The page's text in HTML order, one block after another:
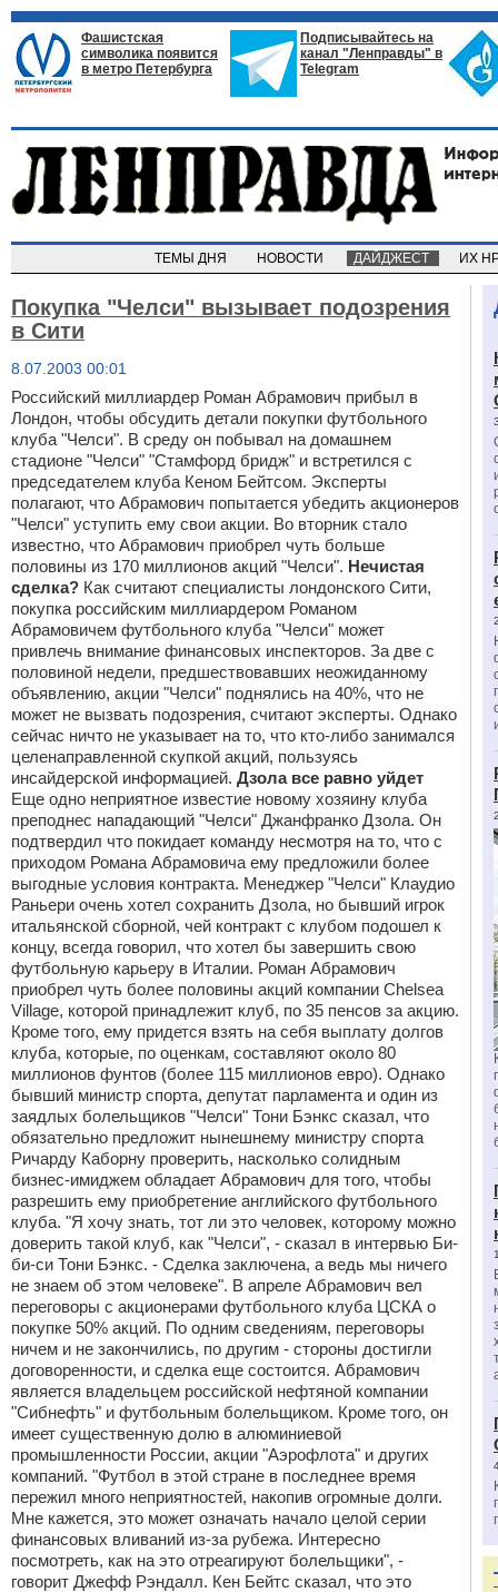
Фашистская
символика появится
в метро Петербурга
Подписывайтесь на
канал "Ленправды" в
Telegram
ТЕМЫ ДНЯ НОВОСТИ ДАЙДЖЕСТ ИХ
Покупка "Челси" вызывает подозрения
в Сити
8.07.2003 00:01
Российский миллиардер Роман Абрамович прибыл в
Лондон, чтобы обсудить детали покупки футбольного
клуба "Челси". В среду он побывал на домашнем
стадионе "Челси" "Стамфорд бридж" и встретился с
председателем клуба Кеном Бейтсом. Эксперты
полагают, что Абрамович попытается убедить акционеров
"Челси" уступить ему свои акции. Во вторник стало
известно, что Абрамович приобрел чуть больше
половины из 170 миллионов акций "Челси". Нечистая
сделка? Как считают специалисты лондонского Сити,
покупка российским миллиардером Романом
Абрамовичем футбольного клуба "Челси" может
привлечь внимание финансовых инспекторов. За две с
половиной недели, предшествовавших неожиданному
объявлению, акции "Челси" поднялись на 40%, что не
может не вызвать подозрения, считают эксперты. Однако
сейчас ничто не указывает на то, что кто-либо занимался
целенаправленной скупкой акций, пользуясь
инсайдерской информацией. Дзола все равно уйдет
Еще одно неприятное известие новому хозяину клуба
преподнес нападающий "Челси" Джанфранко Дзола. Он
подтвердил что покидает команду несмотря на то, что с
приходом Романа Абрамовича ему предложили более
выгодные условия контракта. Менеджер "Челси" Клаудио
Раньери очень хотел сохранить Дзола, но бывший игрок
итальянской сборной, чей контракт с клубом подошел к
концу, всегда говорил, что хотел бы завершить свою
футбольную карьеру в Италии. Роман Абрамович
приобрел чуть более половины акций компании Chelsea
Village, которой принадлежит клуб, по 35 пенсов за акцию.
Кроме того, ему придется взять на себя выплату долгов
клуба, которые, по оценкам, составляют около 80
миллионов фунтов (более 115 миллионов евро). Однако
бывший министр спорта, депутат парламента и один из
заядлых болельщиков "Челси" Тони Бэнкс сказал, что
обязательно предложит нынешнему министру спорта
Ричарду Каборну проверить, насколько солидным
бизнес-имиджем обладает Абрамович для того, чтобы
разрешить ему приобретение английского футбольного
клуба. "Я хочу знать, тот ли это человек, которому можно
доверить такой клуб, как "Челси", - сказал в интервью Би-
би-си Тони Бэнкс. - Сделка заключена, а ведь мы ничего
не знаем об этом человеке". В апреле Абрамович вел
переговоры с акционерами футбольного клуба ЦСКА о
покупке 50% акций. По одним сведениям, переговоры
ничем и не закончились, по другим - стороны достигли
договоренности, и сделка еще состоится. Абрамович
является владельцем российской нефтяной компании
"Сибнефть" и футбольным болельщиком. Кроме того, он
имеет существенную долю в алюминиевой
промышленности России, акции "Аэрофлота" и других
компаний. "Футбол в этой стране в последнее время
пережил много неприятностей, накопив огромные долги.
Мне кажется, это может означать начало целой серии
финансовых вливаний из-за рубежа. Интересно
посмотреть, как на это отреагируют болельщики", -
говорит Джефф Рэндалл. Кен Бейтс сказал, что это